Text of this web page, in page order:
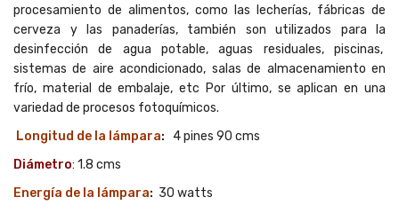
procesamiento de alimentos, como las lecherías, fábricas de
cerveza y las panaderías, también son utilizados para la
desinfección de agua potable, aguas residuales, piscinas,
sistemas de aire acondicionado, salas de almacenamiento en
frío, material de embalaje, etc Por último, se aplican en una
variedad de procesos fotoquímicos.
Longitud de la lámpara: 4 pines 90 cms
Diámetro: 1.8 cms
Energía de la lámpara: 30 watts